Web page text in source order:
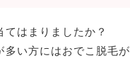
はまりましたか？
い方にはおでこ脱毛が